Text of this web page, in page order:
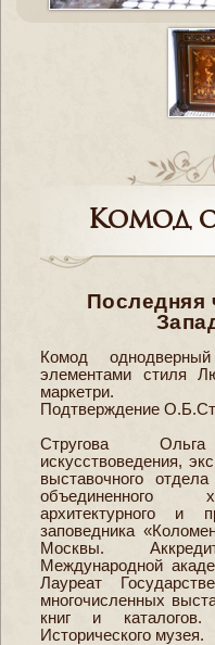
Комод
Последняя
Комод
элементами стиля
маркетри.
Подтверждение
Стругова
искусствоведения,
выставочного отдела
объединенного
архитектурного и
заповедника
Москвы.
Международной
Лауреат
многочисленных
книг и
Исторического музея.